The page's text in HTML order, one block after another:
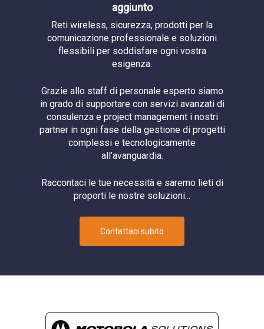
aggiunto
Reti wireless, sicurezza, prodotti per la
comunicazione professionale e soluzioni
flessibili per soddisfare ogni vostra
esigenza.
Grazie allo staff di personale esperto siamo
in grado di supportare con servizi avanzati di
consulenza e project management i nostri
partner in ogni fase della gestione di progetti
complessi e tecnologicamente
all’avanguardia.
Raccontaci le tue necessità e saremo lieti di
proporti le nostre soluzioni...
Contattaci subito